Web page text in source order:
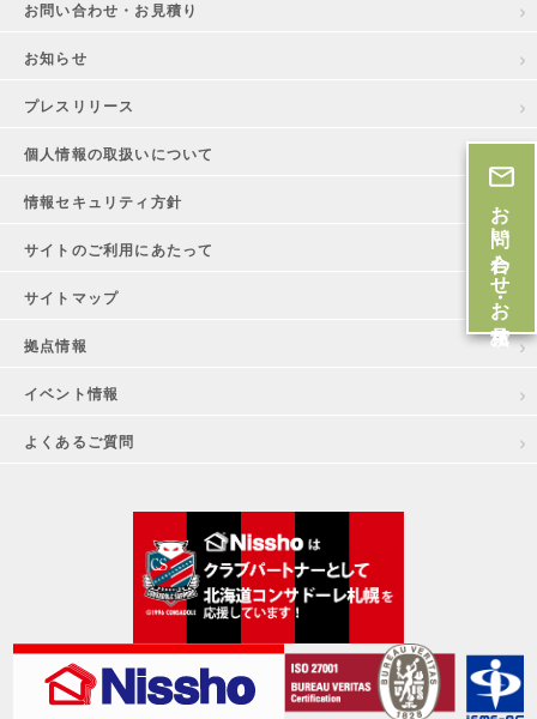
お問い合わせ・お見積り
お知らせ
プレスリリース
個人情報の取扱いについて
情報セキュリティ方針
サイトのご利用にあたって
サイトマップ
拠点情報
イベント情報
よくあるご質問
お問い合わせ・お見積